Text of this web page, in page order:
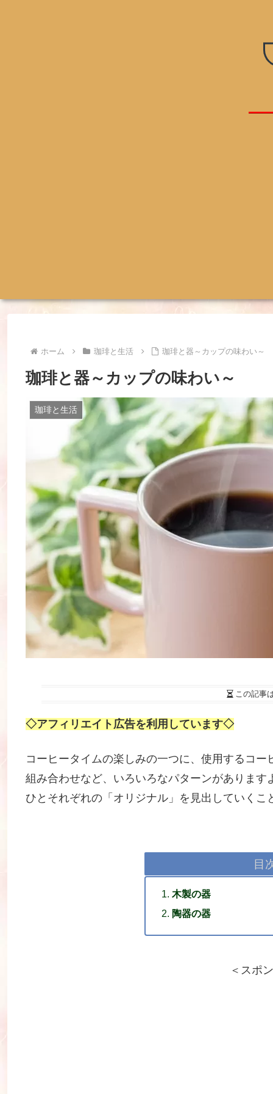
ホーム 珈琲と生活 珈琲と器～カップの味わい～
珈琲と器～カップの味わい～
珈琲と生活
この記事
◇アフィリエイト広告を利用しています◇
コーヒータイムの楽しみの一つに、使用するコ
組み合わせなど、いろいろなパターンがあります
ひとそれぞれの「オリジナル」を見出していく
目
木製の器
陶器の器
＜スポ